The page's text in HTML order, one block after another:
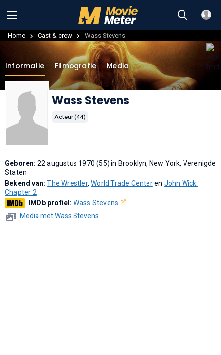
Home Cast & crew Wass Stevens
Informatie Filmografie Media
Wass Stevens
Acteur (44)
Geboren: 22 augustus 1970 (55) in Brooklyn, New York, Verenigde
Staten
Bekend van:The Wrestler,World Trade Centeren John Wick:
Chapter 2
IMDb profiel: Wass Stevens
Media met Wass Stevens